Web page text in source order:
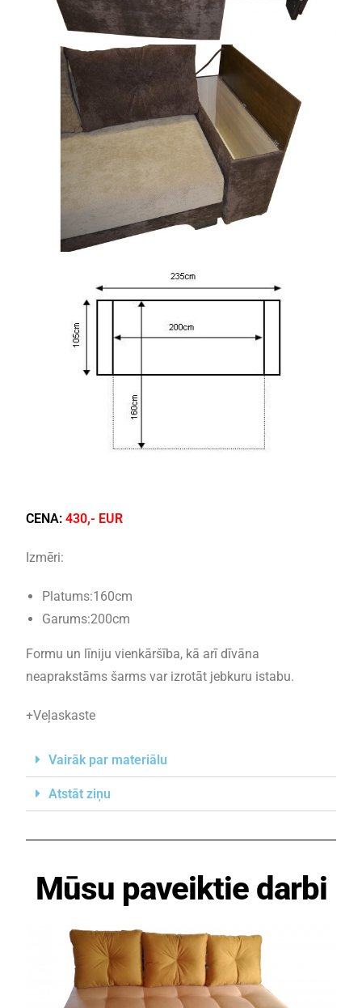
CENA:430,- EUR
Izmēri:
Platums:160cm
Garums:200cm
Formu un līniju vienkāršība, kā arī dīvāna
neaprakstāms šarms var izrotāt jebkuru istabu.
+Veļaskaste
Vairāk par materiālu
Atstāt ziņu
Mūsu paveiktie darbi